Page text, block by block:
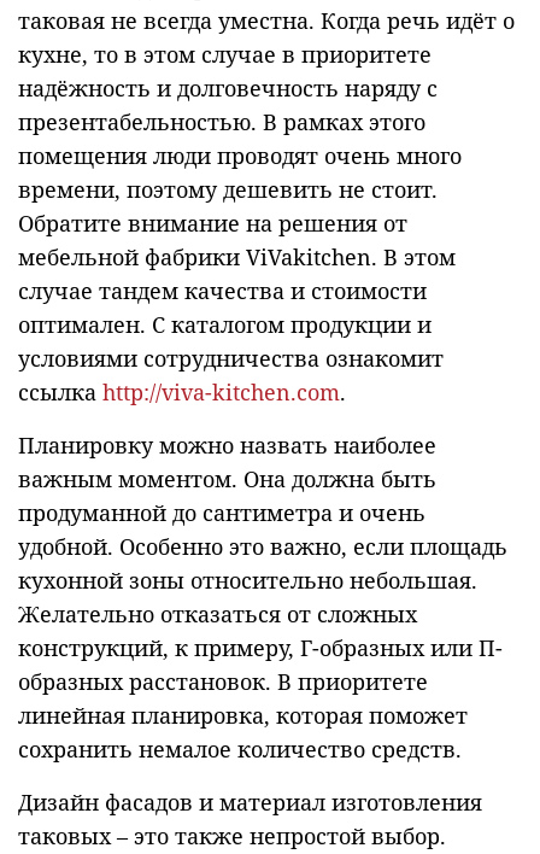
таковая не всегда уместна. Когда речь идёт о
кухне, то в этом случае в приоритете
надёжность и долговечность наряду с
презентабельностью. В рамках этого
помещения люди проводят очень много
времени, поэтому дешевить не стоит.
Обратите внимание на решения от
мебельной фабрики ViVakitchen. В этом
случае тандем качества и стоимости
оптимален. С каталогом продукции и
условиями сотрудничества ознакомит
ссылка http://viva-kitchen.com.
Планировку можно назвать наиболее
важным моментом. Она должна быть
продуманной до сантиметра и очень
удобной. Особенно это важно, если площадь
кухонной зоны относительно небольшая.
Желательно отказаться от сложных
конструкций, к примеру, Г-образных или П-
образных расстановок. В приоритете
линейная планировка, которая поможет
сохранить немалое количество средств.
Дизайн фасадов и материал изготовления
таковых – это также непростой выбор.